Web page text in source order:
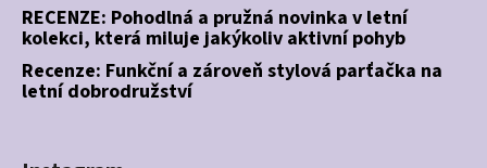
RECENZE: Pohodlná a pružná novinka v letní
kolekci, která miluje jakýkoliv aktivní pohyb
Recenze: Funkční a zároveň stylová parťačka na
letní dobrodružství